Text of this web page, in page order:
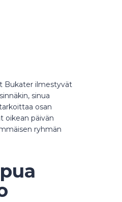
Bukater ilmestyvät
sinua
osan
oikean päivän
ryhmän